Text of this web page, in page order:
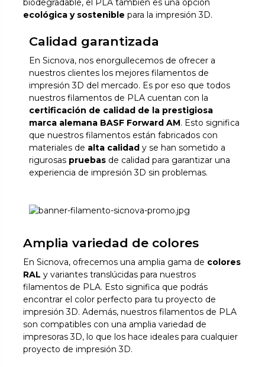
biodegradable, el PLA también es una opción
ecológica y sostenible para la impresión 3D.
Calidad garantizada
En Sicnova, nos enorgullecemos de ofrecer a
nuestros clientes los mejores filamentos de
impresión 3D del mercado. Es por eso que todos
nuestros filamentos de PLA cuentan con la
certificación de calidad de la prestigiosa
marca alemana BASF Forward AM. Esto significa
que nuestros filamentos están fabricados con
materiales de alta calidady se han sometido a
rigurosas pruebasde calidad para garantizar una
experiencia de impresión 3D sin problemas.
Amplia variedad de colores
En Sicnova, ofrecemos una amplia gama de colores
RAL y variantes translúcidas para nuestros
filamentos de PLA. Esto significa que podrás
encontrar el color perfecto para tu proyecto de
impresión 3D. Además, nuestros filamentos de PLA
son compatibles con una amplia variedad de
impresoras 3D, lo que los hace ideales para cualquier
proyecto de impresión 3D.